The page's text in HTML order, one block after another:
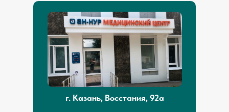
г. Казань, Восстания, 92а